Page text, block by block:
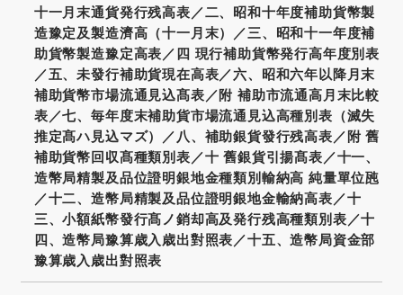
十一月末通貨発行残高表／二、昭和十年度補助貨幣製
造豫定及製造濟高（十一月末）／三、昭和十一年度補
助貨幣製造豫定高表／四 現行補助貨幣発行高年度別表
／五、未發行補助貨現在高表／六、昭和六年以降月末
補助貨幣市場流通見込髙表／附 補助市流通高月末比較
表／七、毎年度末補助貨市場流通見込高種別表（滅失
推定髙ハ見込マズ）／八、補助銀貨發行残高表／附 舊
補助貨幣回収髙種類別表／十 舊銀貨引揚髙表／十一、
造幣局精製及品位證明銀地金種類別輸納高 純量單位瓲
／十二、造幣局精製及品位證明銀地金輸納高表／十
三、小額紙幣發行髙ノ銷却高及発行残高種類別表／十
四、造幣局豫算歳入歳出對照表／十五、造幣局資金部
豫算歳入歳出對照表